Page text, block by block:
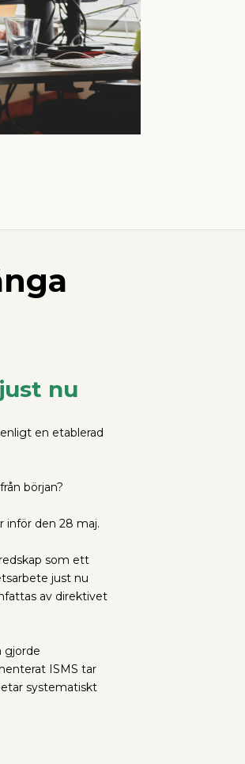
nu
en etablerad
början?
inför den 28 maj.
som ett
just nu
av direktivet
gjorde
ISMS tar
systematiskt